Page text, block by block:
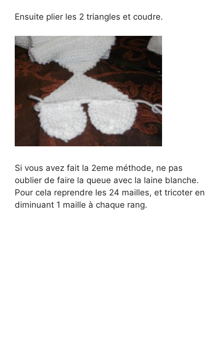
Ensuite plier les 2 triangles et coudre.
Si vous avez fait la 2eme méthode, ne pas
oublier de faire la queue avec la laine blanche.
Pour cela reprendre les 24 mailles, et tricoter en
diminuant 1 maille à chaque rang.